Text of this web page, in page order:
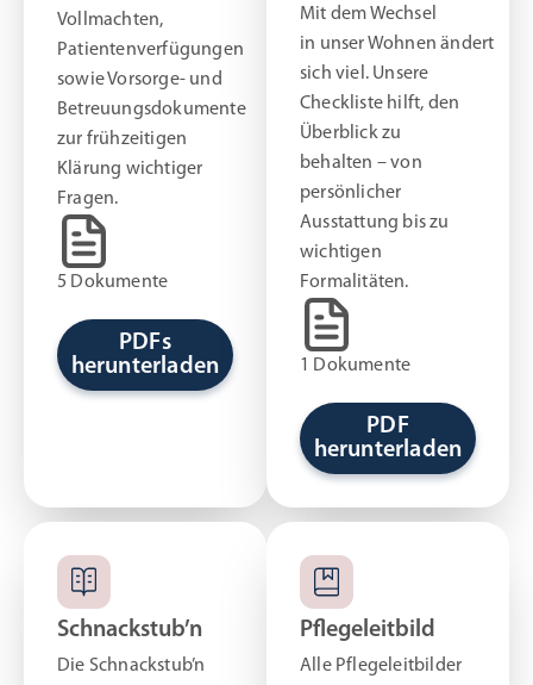
Vollmachten,
Patientenverfügungen
sowie Vorsorge- und
Betreuungsdokumente
zur frühzeitigen
Klärung wichtiger
Fragen.
5 Dokumente
PDFs
herunterladen
Mit dem Wechsel
in unser Wohnen ändert
sich viel. Unsere
Checkliste hilft, den
Überblick zu
behalten – von
persönlicher
Ausstattung bis zu
wichtigen
Formalitäten.
1 Dokumente
PDF
herunterladen
Schnackstub’n
Die Schnackstub’n
Pflegeleitbild
Alle Pflegeleitbilder